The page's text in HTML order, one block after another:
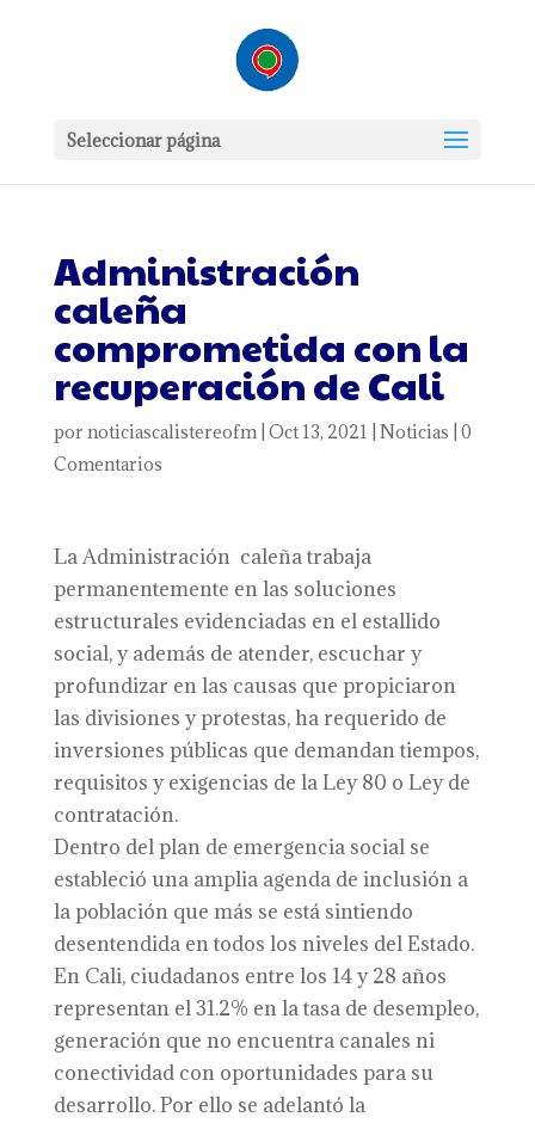
Seleccionar página
Administración
caleña
comprometida con la
recuperación de Cali
por noticiascalistereofm| Oct 13, 2021 Noticias 0
Comentarios
La Administración caleña trabaja
permanentemente en las soluciones
estructurales evidenciadas en el estallido
social, y además de atender, escuchar y
profundizar en las causas que propiciaron
las divisiones y protestas, ha requerido de
inversiones públicas que demandan tiempos,
requisitos y exigencias de la Ley 80 o Ley de
contratación.
Dentro del plan de emergencia social se
estableció una amplia agenda de inclusión a
la población que más se está sintiendo
desentendida en todos los niveles del Estado.
En Cali, ciudadanos entre los 14 y 28 años
representan el 31.2% en la tasa de desempleo,
generación que no encuentra canales ni
conectividad con oportunidades para su
desarrollo. Por ello se adelantó la